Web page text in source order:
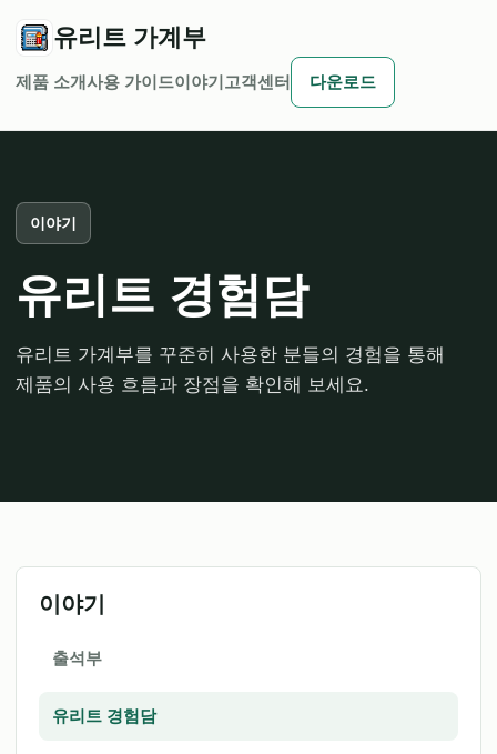
유리트 가계부
제품 소개사용 가이드이야기 고객센터 다운로드
이야기
유리트 경험담
유리트 가계부를 꾸준히 사용한 분들의 경험을 통해
제품의 사용 흐름과 장점을 확인해 보세요.
이야기
출석부
유리트 경험담